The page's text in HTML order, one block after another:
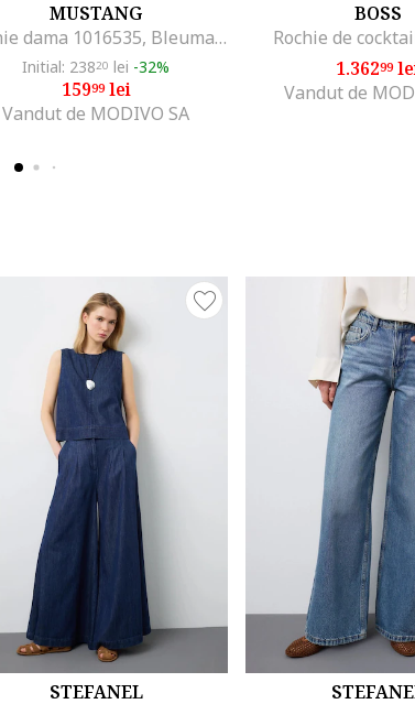
MUSTANG
Rochie dama 1016535, Bleumarin
Initial: 23820 lei -32%
15999lei
Vandut de MODIVO SA
BOSS
Rochie de
1.36299
Vandut de
STEFANEL